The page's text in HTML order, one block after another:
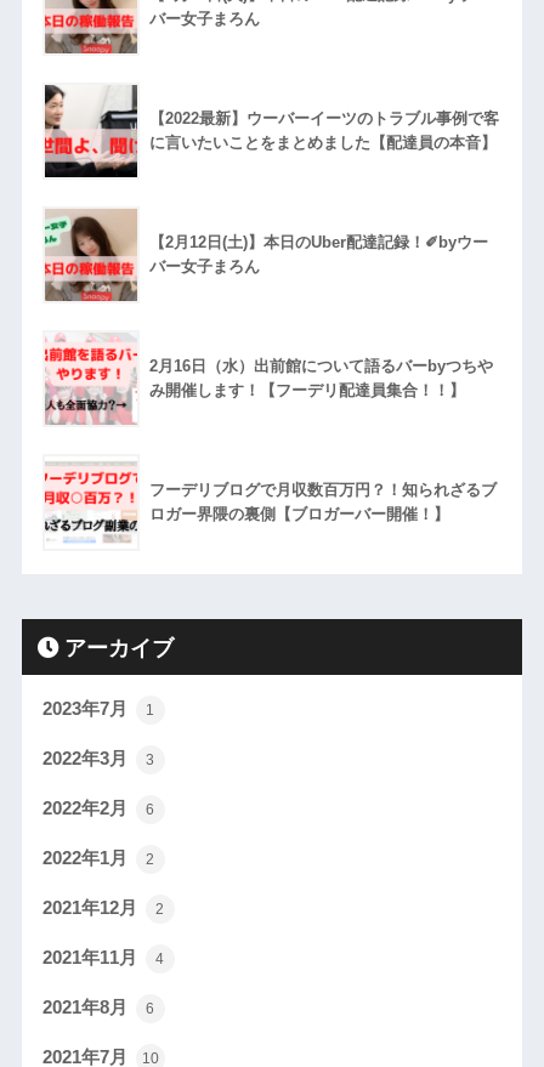
バー女子まろん
【2022最新】ウーバーイーツのトラブル事例で客
に言いたいことをまとめました【配達員の本音】
【2月12日(土)】本日のUber配達記録！✐byウー
バー女子まろん
2月16日（水）出前館について語るバーbyつちや
み開催します！【フーデリ配達員集合！！】
フーデリブログで月収数百万円？！知られざるブ
ロガー界隈の裏側【ブロガーバー開催！】
アーカイブ
2023年7月 1
2022年3月 3
2022年2月 6
2022年1月 2
2021年12月 2
2021年11月 4
2021年8月 6
2021年7月 10